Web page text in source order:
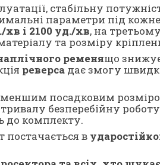
стабільну
параметри під
хв і 2100 уд./хв, на
та розміру
ременящо
реверса дає змогу
меншим посадковим
безперебійну
до комплекту.
постачається в